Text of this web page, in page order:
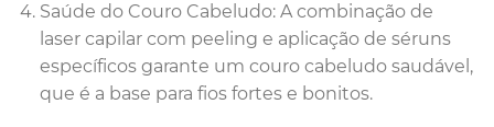
Saúde do Couro Cabeludo: A combinação de
laser capilar com peeling e aplicação de séruns
específicos garante um couro cabeludo saudável,
que é a base para fios fortes e bonitos.